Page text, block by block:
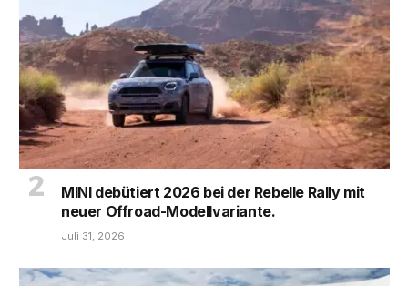
MINI debütiert 2026 bei der Rebelle Rally mit
neuer Offroad-Modellvariante.
Juli 31, 2026